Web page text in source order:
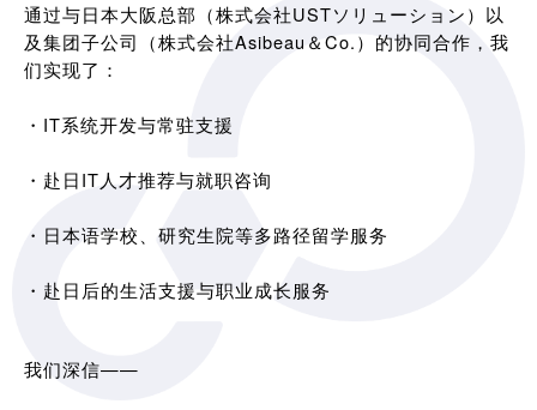
通过与日本大阪总部（株式会社USTソリューション）以
及集团子公司（株式会社Asibeau＆Co.）的协同合作，我
们实现了：
・IT系统开发与常驻支援
・赴日IT人才推荐与就职咨询
・日本语学校、研究生院等多路径留学服务
・赴日后的生活支援与职业成长服务
我们深信——